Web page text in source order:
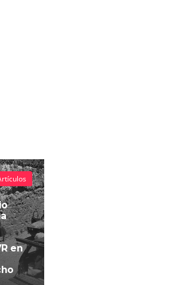
en